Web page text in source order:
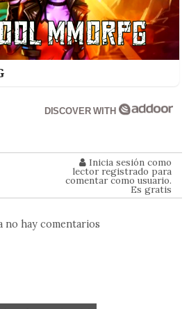
DISCOVER WITH
Inicia sesión como
lector registrado para
comentar como usuario.
Es gratis
no hay comentarios